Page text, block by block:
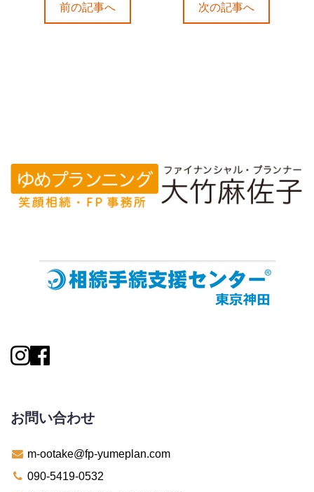
前の記事へ 次の記事へ
お問い合わせ
m-ootake@fp-yumeplan.com
090-5419-0532